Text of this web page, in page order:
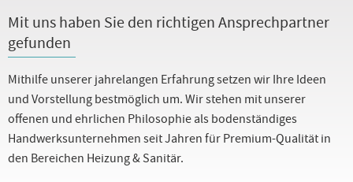
Mit uns haben Sie den richtigen Ansprechpartner
gefunden
Mithilfe unserer jahrelangen Erfahrung setzen wir Ihre Ideen
und Vorstellung bestmöglich um. Wir stehen mit unserer
offenen und ehrlichen Philosophie als bodenständiges
Handwerksunternehmen seit Jahren für Premium-Qualität in
den Bereichen Heizung & Sanitär.